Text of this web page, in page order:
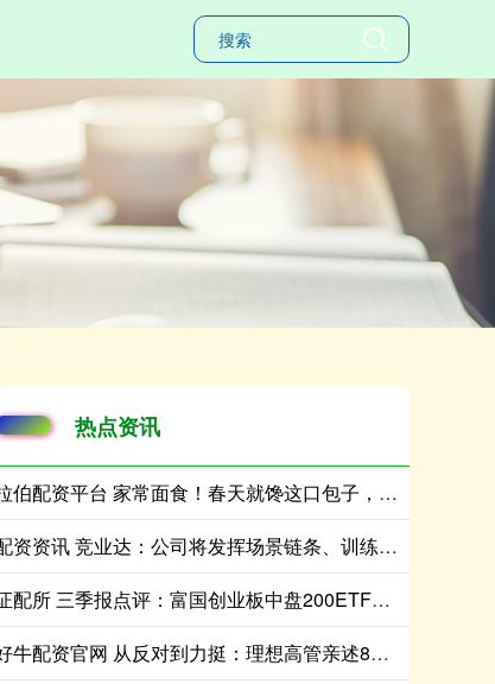
热点资讯
拉伯配资平台 家常面食！春天就馋这口包子，鲜过韭菜，清爽鲜香，鲜到停不了嘴
配资资讯 竞业达：公司将发挥场景链条、训练数据及大模型技术优势，把握市场机遇
证配所 三季报点评：富国创业板中盘200ETF基金季度涨幅15.24%
好牛配资官网 从反对到力挺：理想高管亲述800V 5C超充如何成大电池增程车幸福标配